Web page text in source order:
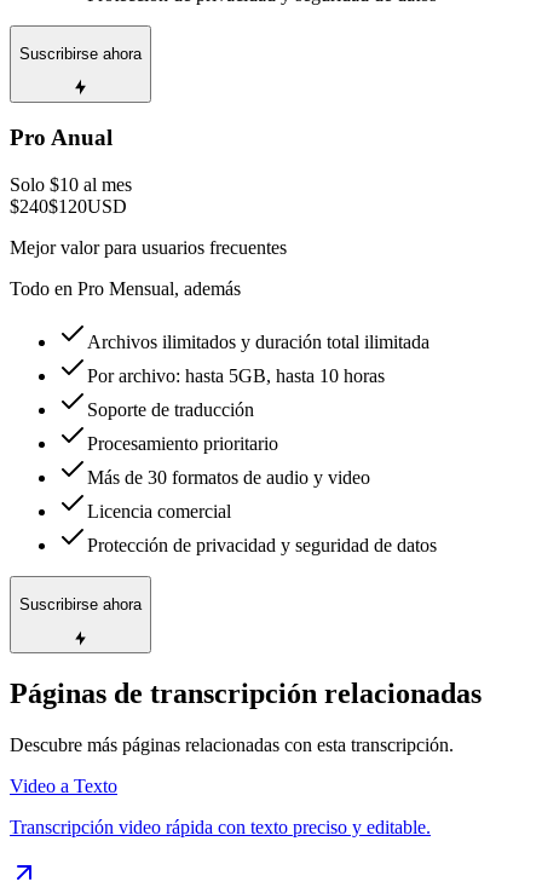
Suscribirse ahora
Pro Anual
Solo $10 al mes
$240$120USD
Mejor valor para usuarios frecuentes
Todo en Pro Mensual, además
Archivos ilimitados y duración total ilimitada
Por archivo: hasta 5GB, hasta 10 horas
Soporte de traducción
Procesamiento prioritario
Más de 30 formatos de audio y video
Licencia comercial
Protección de privacidad y seguridad de datos
Suscribirse ahora
Páginas de transcripción relacionadas
Descubre más páginas relacionadas con esta transcripción.
Video a Texto
Transcripción video rápida con texto preciso y editable.